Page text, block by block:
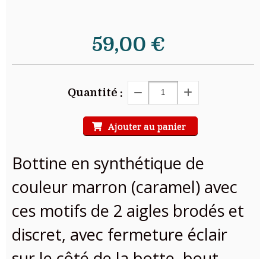
59,00 €
Quantité :
Ajouter au panier
Bottine en synthétique de
couleur marron (caramel) avec
ces motifs de 2 aigles brodés et
discret, avec fermeture éclair